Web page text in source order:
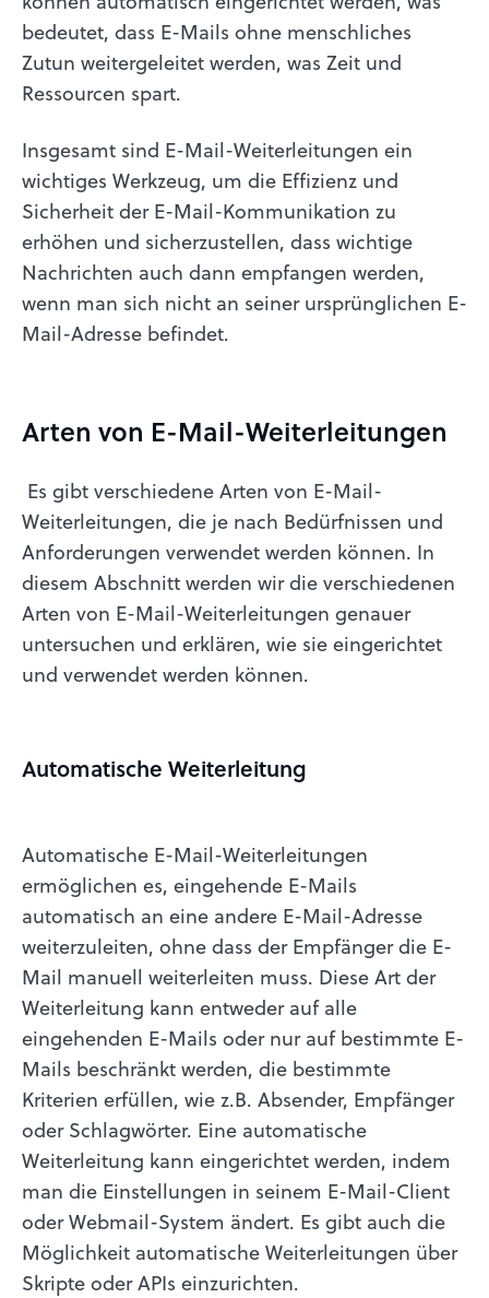
bedeutet, dass E-Mails ohne menschliches
Zutun weitergeleitet werden, was Zeit und
Ressourcen spart.
Insgesamt sind E-Mail-Weiterleitungen ein
wichtiges Werkzeug, um die Effizienz und
Sicherheit der E-Mail-Kommunikation zu
erhöhen und sicherzustellen, dass wichtige
Nachrichten auch dann empfangen werden,
wenn man sich nicht an seiner ursprünglichen E-
Mail-Adresse befindet.
Arten von E-Mail-Weiter­lei­tungen
Es gibt verschiedene Arten von E-Mail-
Weiterleitungen, die je nach Bedürfnissen und
Anforderungen verwendet werden können. In
diesem Abschnitt werden wir die verschiedenen
Arten von E-Mail-Weiterleitungen genauer
untersuchen und erklären, wie sie eingerichtet
und verwendet werden können.
Automatische Weiterleitung
Automatische E-Mail-Weiterleitungen
ermöglichen es, eingehende E-Mails
automatisch an eine andere E-Mail-Adresse
weiterzuleiten, ohne dass der Empfänger die E-
Mail manuell weiterleiten muss. Diese Art der
Weiterleitung kann entweder auf alle
eingehenden E-Mails oder nur auf bestimmte E-
Mails beschränkt werden, die bestimmte
Kriterien erfüllen, wie z.B. Absender, Empfänger
oder Schlagwörter. Eine automatische
Weiterleitung kann eingerichtet werden, indem
man die Einstellungen in seinem E-Mail-Client
oder Webmail-System ändert. Es gibt auch die
Möglichkeit automatische Weiterleitungen über
Skripte oder APIs einzurichten.